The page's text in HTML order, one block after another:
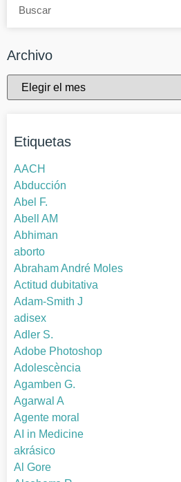
Archivo
Etiquetas
AACH
Abducción
Abel F.
Abell AM
Abhiman
aborto
Abraham André Moles
Actitud dubitativa
Adam-Smith J
adisex
Adler S.
Adobe Photoshop
Adolescència
Agamben G.
Agarwal A
Agente moral
AI in Medicine
akrásico
Al Gore